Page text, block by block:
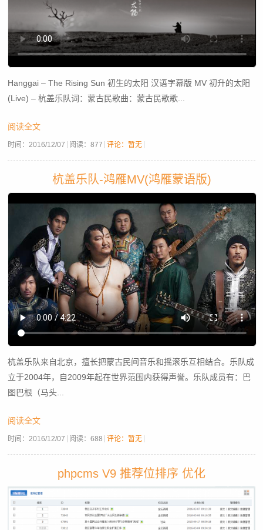
Hanggai – The Rising Sun 初生的太阳 汉语字幕版 MV 初升的太阳
(Live) – 杭盖乐队词：蒙古民歌曲：蒙古民歌歌...
阅读全文
时间：2016/12/07 阅读：877 评论：暂无
杭盖乐队-鸿雁MV(鸿雁蒙语版)
杭盖乐队来自北京，擅长把蒙古民间音乐和摇滚乐互相结合。乐队成
立于2004年，自2009年起在世界范围内获得声誉。乐队成员有：巴
图巴根（马头...
阅读全文
时间：2016/12/07 阅读：688 评论：暂无
phpcms V9 推荐位排序 优化